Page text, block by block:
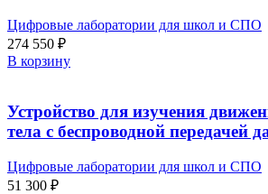
Цифровые лаборатории для школ и СПО
274 550 ₽
В корзину
Устройство для изучения
тела с беспроводной передачей
Цифровые лаборатории для школ и СПО
51 300 ₽